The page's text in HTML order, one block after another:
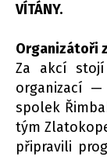
VÍTÁNY.
Organizátoři
Za akcí
organizací —
spolek
tým
připravili